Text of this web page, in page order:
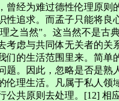
曾经为难过德性伦理原
性追求。而孟子只能将
之当然"。这当然不是古
考虑与共同体无关者的
们的生活范围里来。简
题。因此，忽略是否是
伦理生活。凡属于私人
公共原则去处理。[12] 相